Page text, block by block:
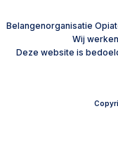
​Belangenorganisatie
Wij
Deze website is